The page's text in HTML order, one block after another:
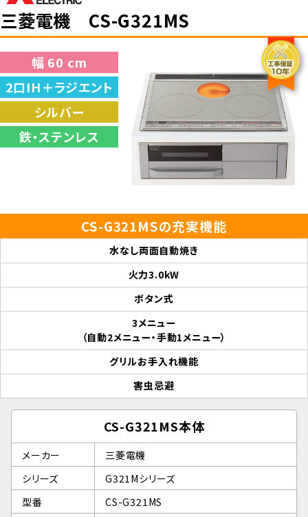
三菱電機 CS-G321MS
幅 60 cm
2口IH＋ラジエント
シルバー
鉄・ステンレス
CS-G321MSの充実機能
水なし両面自動焼き
火力3.0kW
ボタン式
3メニュー
（自動2メニュー・手動1メニュー）
グリルお手入れ機能
害虫忌避
CS-G321MS本体
メーカー
三菱電機
シリーズ
G321Mシリーズ
型番
CS-G321MS